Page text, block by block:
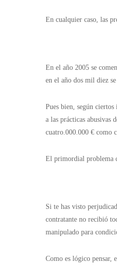
En cualquier caso, las
En el año 2005 se
en el año dos mil diez
Pues bien, según
a las prácticas abusivas
cuatro.000.000 € como
El primordial problema
Si te has visto
contratante no recibió
manipulado para
Como es lógico pensar,